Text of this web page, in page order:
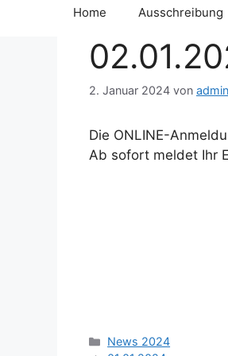
Home Ausschreibung
2. Januar 2024 von admin
Die ONLINE-
Ab sofort meldet Ihr
Kategorien
News 2024